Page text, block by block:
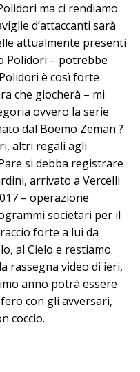
ma ci rendiamo
d’attaccanti sarà
attualmente presenti
Polidori – potrebbe
è così forte
che giocherà – mi
ovvero la serie
dal Boemo Zeman ?
altri regali agli
si debba registrare
arrivato a Vercelli
– operazione
societari per il
forte a lui da
al Cielo e restiamo
rassegna video di ieri,
anno potrà essere
con gli avversari,
coccio.